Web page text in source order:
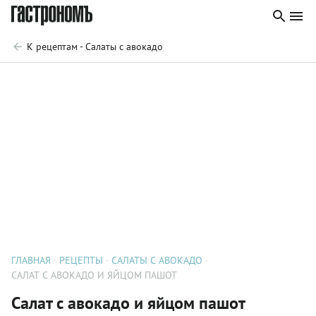
К рецептам - Салаты с авокадо
ГЛАВНАЯ РЕЦЕПТЫ
САЛАТЫ С АВОКАДО
САЛАТ С АВОКАДО И ЯЙЦОМ ПАШОТ
Салат с авокадо и яйцом пашот